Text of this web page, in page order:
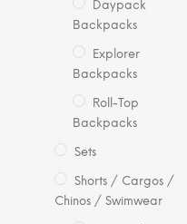
Daypack
Backpacks
Explorer
Backpacks
Roll-Top
Backpacks
Sets
Shorts / Cargos /
Chinos / Swimwear